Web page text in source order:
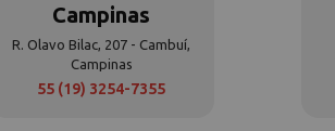
Campinas
R. Olavo Bilac, 207 - Cambuí,
Campinas
55 (19) 3254-7355